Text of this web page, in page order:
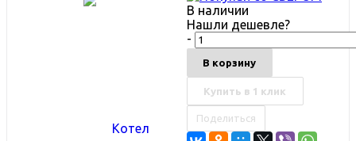
В наличии
Нашли дешевле?
-
В корзину
Купить в 1 клик
Поделиться